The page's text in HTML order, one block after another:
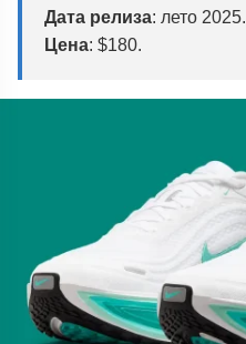
Дата релиза: лето 2025.
Цена: $180.